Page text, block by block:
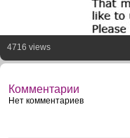
4716 views
Комментарии
Нет комментариев